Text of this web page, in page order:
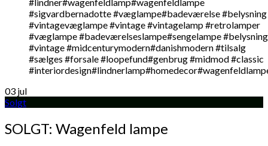
03 jul
Solgt
SOLGT: Wagenfeld lampe